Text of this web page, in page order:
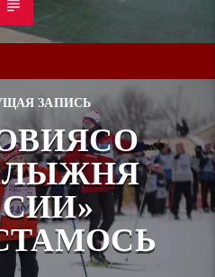
ЗАПИСЬ